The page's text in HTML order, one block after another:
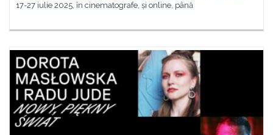
17-27 iulie 2025, în cinematografe, și online, până